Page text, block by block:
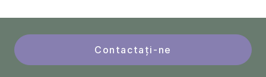
Contactați-ne